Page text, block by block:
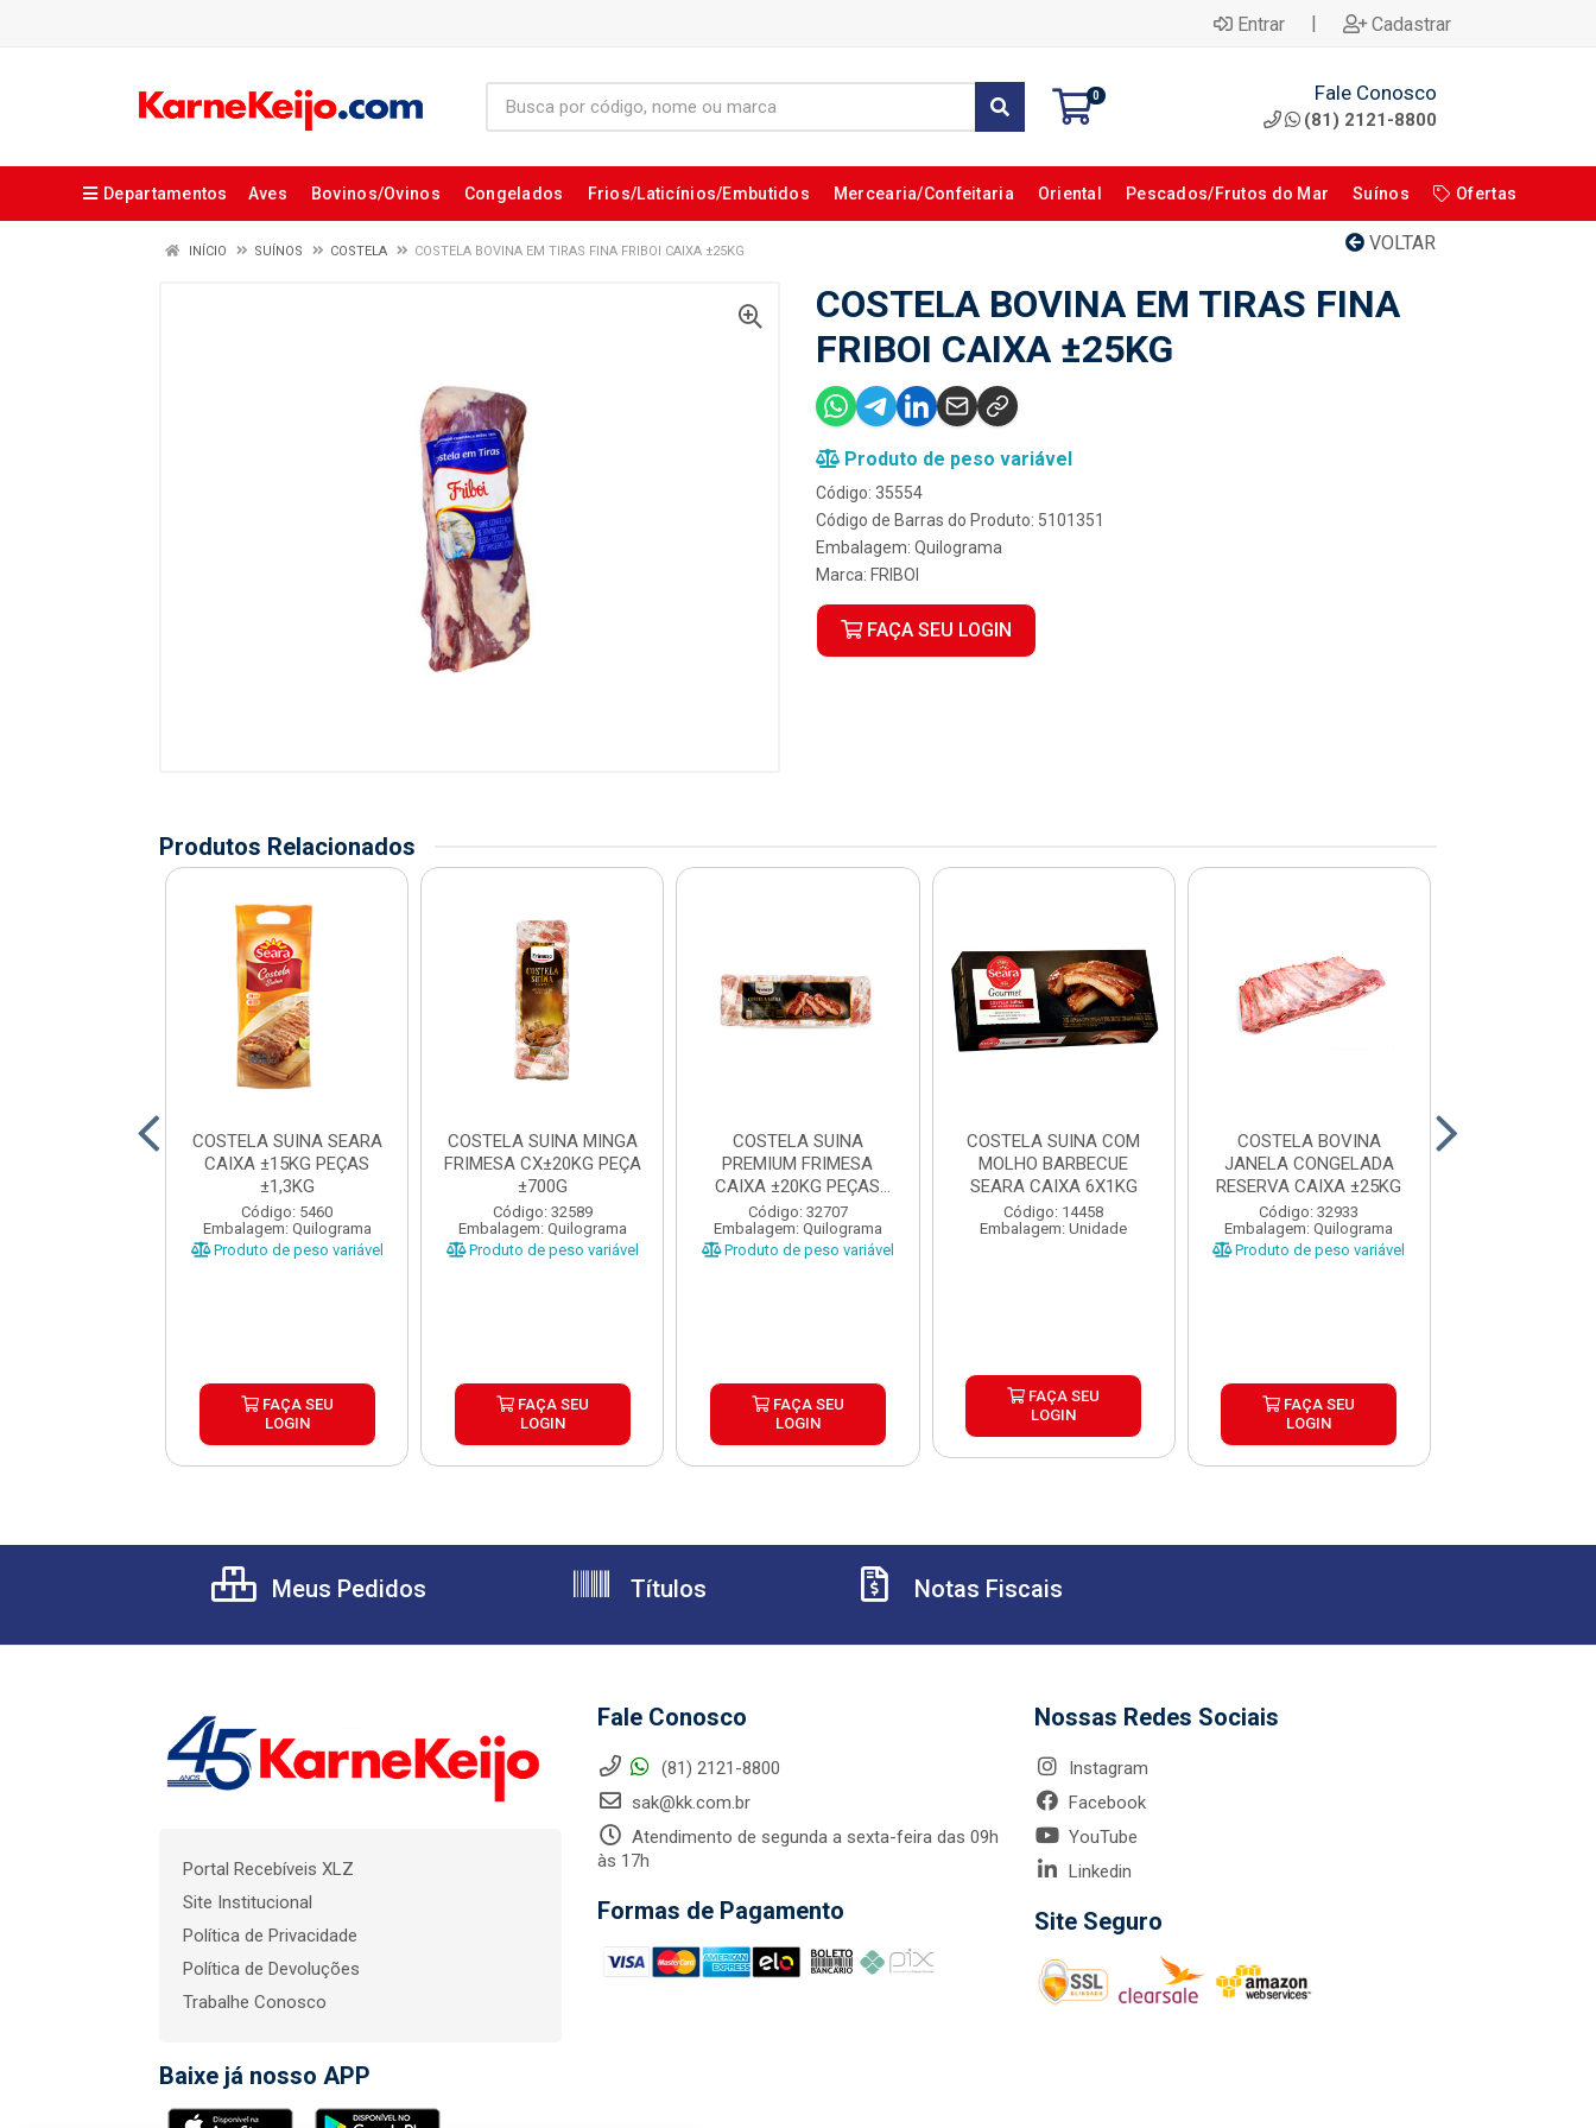
Entrar | Cadastrar
0 Fale Conosco
(81) 2121-8800
Departamentos Aves Bovinos/Ovinos Congelados Frios/Laticínios/Embutidos Mercearia/Confeitaria Oriental Pescados/Frutos do Mar Suínos Ofertas
VOLTAR
INÍCIO SUÍNOS COSTELA COSTELA BOVINA EM TIRAS FINA FRIBOI CAIXA ±25KG
COSTELA BOVINA EM TIRAS FINA
FRIBOI CAIXA ±25KG
Produto de peso variável
Código: 35554
Código de Barras do Produto: 5101351
Embalagem: Quilograma
Marca: FRIBOI
FAÇA SEU LOGIN
Produtos Relacionados
COSTELA SUINA SEARA
CAIXA ±15KG PEÇAS
±1,3KG
Código: 5460
Embalagem: Quilograma
Produto de peso variável
FAÇA SEU
LOGIN
COSTELA SUINA MINGA
FRIMESA CX±20KG PEÇA
±700G
Código: 32589
Embalagem: Quilograma
Produto de peso variável
FAÇA SEU
LOGIN
COSTELA SUINA
PREMIUM FRIMESA
CAIXA ±20KG PEÇAS
±900G
Código: 32707
Embalagem: Quilograma
Produto de peso variável
FAÇA SEU
LOGIN
COSTELA SUINA COM
MOLHO BARBECUE
SEARA CAIXA 6X1KG
Código: 14458
Embalagem: Unidade
FAÇA SEU
LOGIN
COSTELA BOVINA
JANELA CONGELADA
RESERVA CAIXA ±25KG
Código: 32933
Embalagem: Quilograma
Produto de peso variável
FAÇA SEU
LOGIN
Meus Pedidos Títulos Notas Fiscais
Portal Recebíveis XLZ
Site Institucional
Política de Privacidade
Política de Devoluções
Trabalhe Conosco
Baixe já nosso APP
Fale Conosco
(81) 2121-8800
sak@kk.com.br
Atendimento de segunda a sexta-feira das 09h
às 17h
Formas de Pagamento
Nossas Redes Sociais
Instagram
Facebook
YouTube
Linkedin
Site Seguro